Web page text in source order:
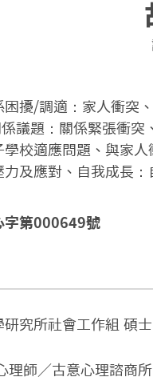
困擾/調適：家人衝突
議題：關係緊張衝突
學校適應問題、與家
力及應對、自我成長
字第000649號
研究所社會工作組 碩士
理師／古意心理諮商